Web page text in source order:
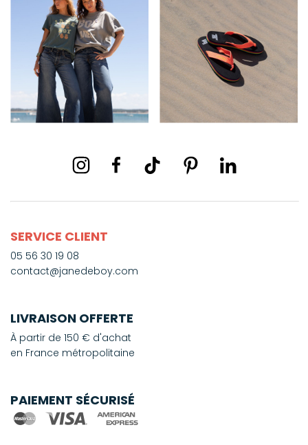
SERVICE CLIENT
05 56 30 19 08
contact@janedeboy.com
LIVRAISON OFFERTE
À partir de 150 € d'achat
en France métropolitaine
PAIEMENT SÉCURISÉ